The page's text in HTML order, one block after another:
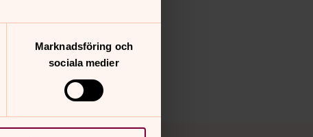
Marknadsföring och
sociala medier